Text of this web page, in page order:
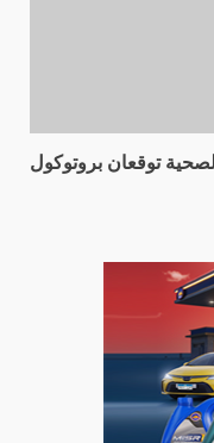
توقعان بروتوكول